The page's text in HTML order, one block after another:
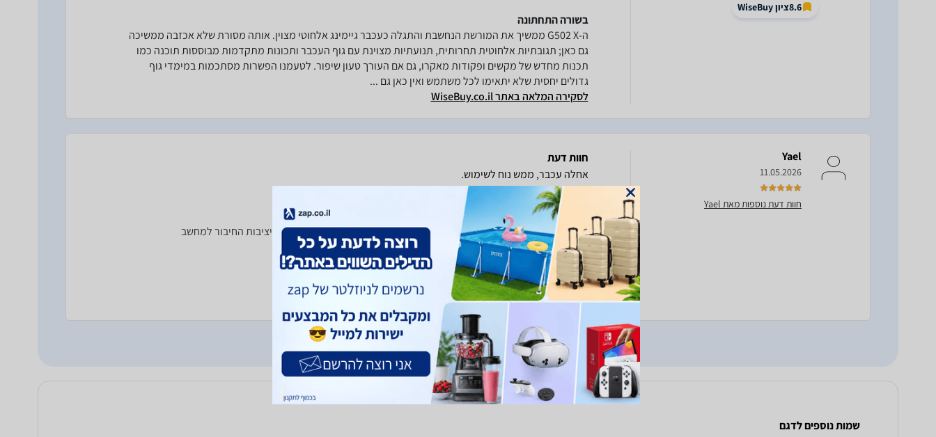
8.6ציון WiseBuy
בשורה התחתונה
ה-G502 X ממשיך את המורשת הנחשבת והתגלה כעכבר גיימינג אלחוטי מצוין. אותה מסורת שלא אכזבה ממשיכה
גם כאן; תגובתיות אלחוטית תחרותית, תנועתיות מצוינת עם גוף העכבר ותכונות מתקדמות מבוססות תוכנה כמו
תכנות מחדש של מקשים ופקודות מאקרו, גם אם העורך טעון שיפור. לטעמנו הפשרות מסתכמות במימדי גוף
גדולים יחסית שלא יתאימו לכל משתמש ואין כאן גם ...
לסקירה המלאה באתר WiseBuy.co.il
Yael
11.05.2026
חוות דעת נוספות מאת Yael
חוות דעת
אחלה עכבר, ממש נוח לשימוש.
זמן שימוש במוצר:
ביצועי העכבר, ארגונומיה ונוחות האחיזה, לחצנים וגלגלות, חיי הסוללה, יציבות החיבור למחשב
עיצוב העכבר
חוו"ד עזרה 0 חוו"ד לא עזרה 0
שמות נוספים לדגם